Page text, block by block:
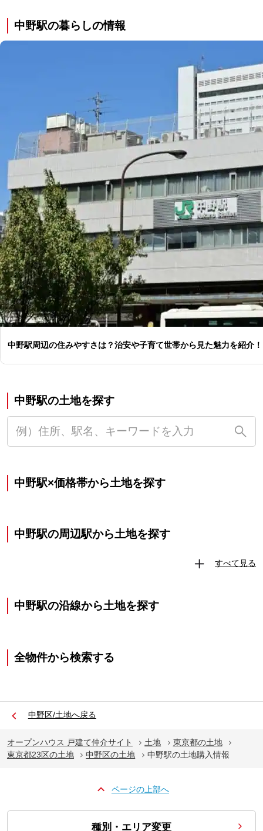
中野駅の暮らしの情報
中野駅周辺の住みやすさは？治安や子育て世帯から見た魅力を紹介！
中野駅の土地を探す
中野駅×価格帯から土地を探す
中野駅の周辺駅から土地を探す
すべて見る
中野駅の沿線から土地を探す
全物件から検索する
中野区/土地へ戻る
オープンハウス 戸建て仲介サイト 土地
東京都の土地
東京都23区の土地
中野区の土地 中野駅の土地購入情報
ページの上部へ
種別・エリア変更